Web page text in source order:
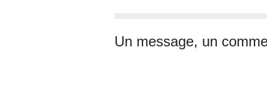
Un message, un